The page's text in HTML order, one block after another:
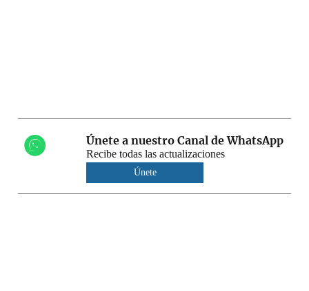
Únete a nuestro Canal de WhatsApp
Recibe todas las actualizaciones
Únete